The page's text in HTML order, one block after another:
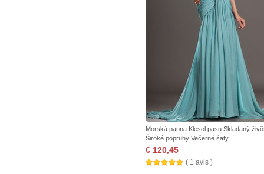
Morská panna Klesol pasu Skladaný
Široké popruhy Večerné šaty
€ 120,45
( 1 avis )